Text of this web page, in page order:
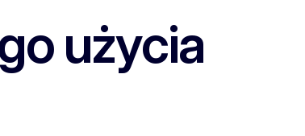
użycia